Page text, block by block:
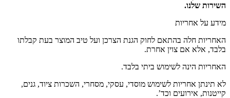
השירות שלנו.
מידע על אחריות
האחריות חלה בהתאם לחוק הגנת הצרכן ועל טיב המוצר בעת קבלתו
בלבד, אלא אם צוין אחרת.
האחריות הינה לשימוש ביתי בלבד.
לא תינתן אחריות לשימוש מוסדי, עסקי, מסחרי, השכרות ציוד, גנים,
קייטנות, אירועים וכד’.